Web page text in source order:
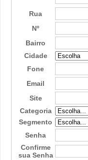
Rua
Nº
Bairro
Cidade
Fone
Email
Site
Categoria
Segmento
Senha
Confirme
sua Senha